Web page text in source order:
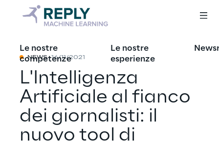
Le nostre
competenze
Le nostre
esperienze
NEWS 16/11/2021
L'Intelligenza
Artificiale al fianco
dei giornalisti: il
nuovo tool di